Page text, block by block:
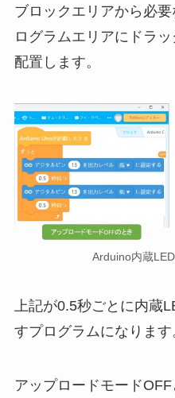
ブロックエリアから必
ログラムエリアにドラ
配置します。
Arduino内蔵
上記が0.5秒ごとに内蔵
すプログラムになります
アップロードモード